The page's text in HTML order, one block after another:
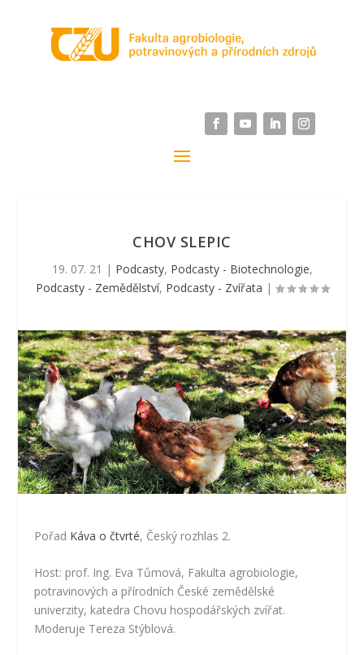
CHOV SLEPIC
19. 07. 21 | Podcasty, Podcasty - Biotechnologie,
Podcasty - Zemědělství, Podcasty - Zvířata |
Pořad Káva o čtvrté, Český rozhlas 2.
Host: prof. Ing. Eva Tůmová, Fakulta agrobiologie,
potravinových a přírodních České zemědělské
univerzity, katedra Chovu hospodářských zvířat.
Moderuje Tereza Stýblová.